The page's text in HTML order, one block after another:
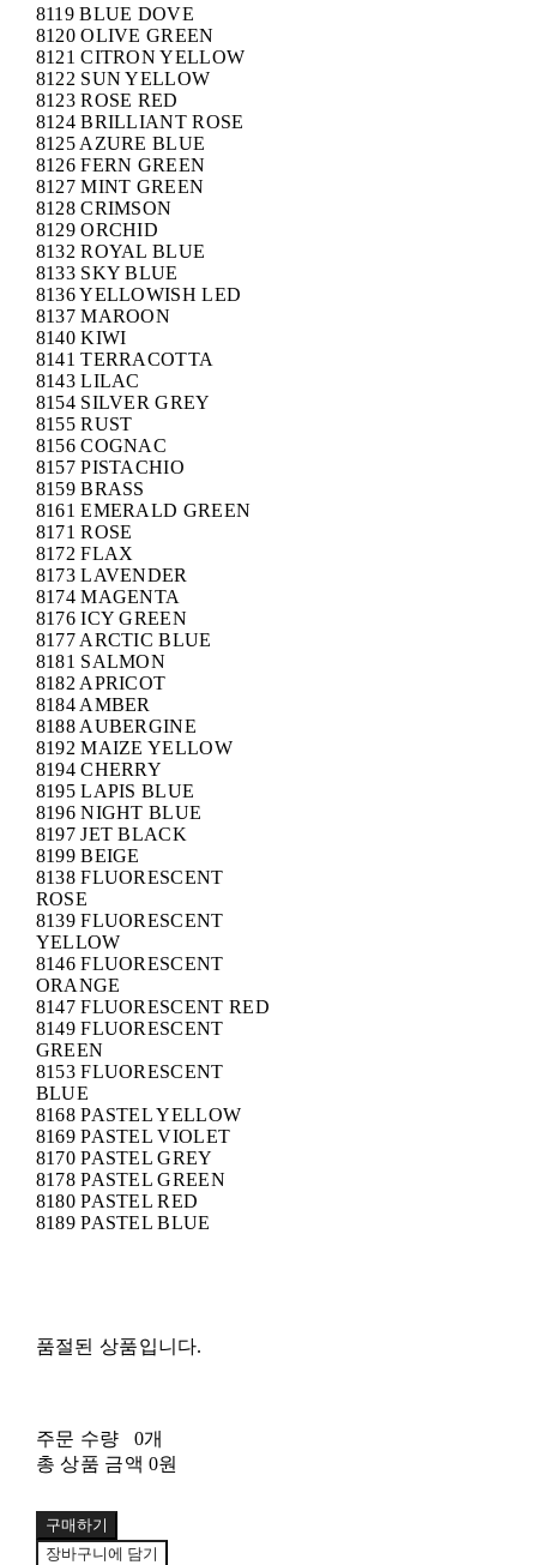
8119 BLUE DOVE
8120 OLIVE GREEN
8121 CITRON YELLOW
8122 SUN YELLOW
8123 ROSE RED
8124 BRILLIANT ROSE
8125 AZURE BLUE
8126 FERN GREEN
8127 MINT GREEN
8128 CRIMSON
8129 ORCHID
8132 ROYAL BLUE
8133 SKY BLUE
8136 YELLOWISH LED
8137 MAROON
8140 KIWI
8141 TERRACOTTA
8143 LILAC
8154 SILVER GREY
8155 RUST
8156 COGNAC
8157 PISTACHIO
8159 BRASS
8161 EMERALD GREEN
8171 ROSE
8172 FLAX
8173 LAVENDER
8174 MAGENTA
8176 ICY GREEN
8177 ARCTIC BLUE
8181 SALMON
8182 APRICOT
8184 AMBER
8188 AUBERGINE
8192 MAIZE YELLOW
8194 CHERRY
8195 LAPIS BLUE
8196 NIGHT BLUE
8197 JET BLACK
8199 BEIGE
8138 FLUORESCENT
ROSE
8139 FLUORESCENT
YELLOW
8146 FLUORESCENT
ORANGE
8147 FLUORESCENT RED
8149 FLUORESCENT
GREEN
8153 FLUORESCENT
BLUE
8168 PASTEL YELLOW
8169 PASTEL VIOLET
8170 PASTEL GREY
8178 PASTEL GREEN
8180 PASTEL RED
8189 PASTEL BLUE
품절된 상품입니다.
주문 수량
0개
총 상품 금액 0원
구매하기
장바구니에 담기